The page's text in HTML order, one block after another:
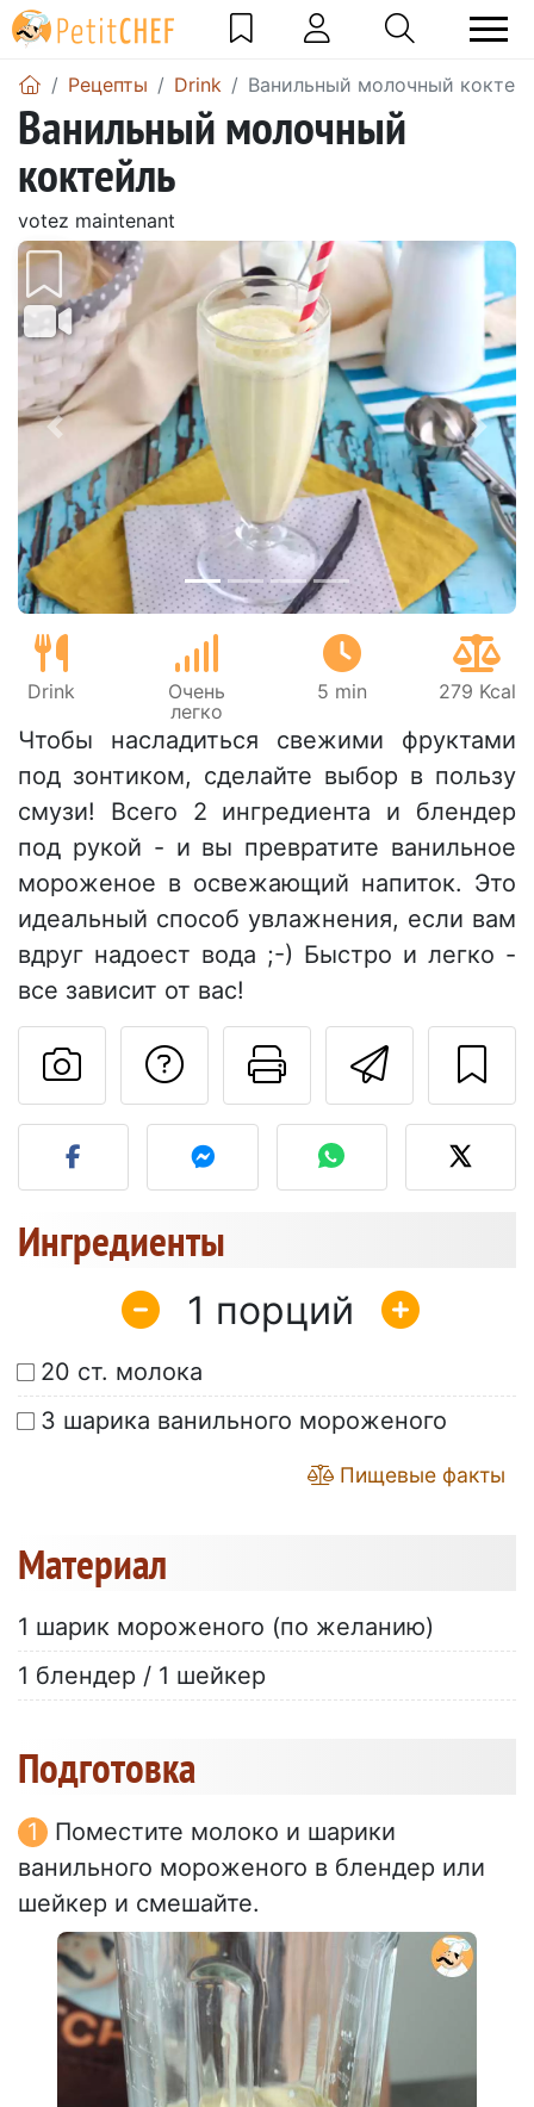
Pецепты Drink Ванильный молочный
Ванильный молочный
коктейль
votez maintenant
Предыдущий
Drink
Очень
легко
5 min 279 Kcal
Чтобы насладиться свежими фруктами
под зонтиком, сделайте выбор в пользу
смузи! Всего 2 ингредиента и блендер
под рукой - и вы превратите ванильное
мороженое в освежающий напиток. Это
идеальный способ увлажнения, если вам
вдруг надоест вода ;-) Быстро и легко -
все зависит от вас!
Задать вопрос
Разместите фото этого
Ингредиенты
1
20 ст. молока
3 шарика ванильного мороженого
Пищевые факты
Материал
1 шарик мороженого (по желанию)
1 блендер / 1 шейкер
Подготовка
Поместите молоко и шарики
ванильного мороженого в блендер или
шейкер и смешайте.